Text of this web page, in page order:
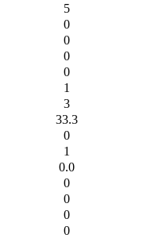
5
0
0
0
0
1
3
33.3
0
1
0.0
0
0
0
0